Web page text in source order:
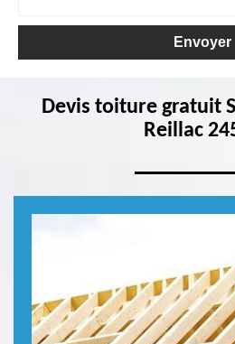
Devis toiture gratuit
Reillac